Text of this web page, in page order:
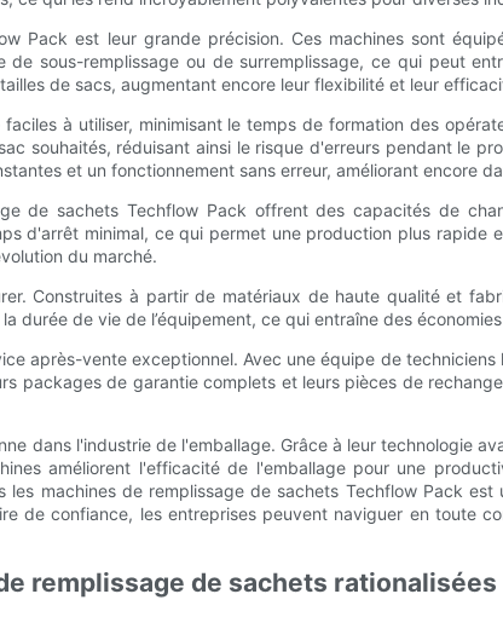
Pack est leur grande précision. Ces machines sont
sous-remplissage ou de surremplissage, ce qui peut
de sacs, augmentant encore leur flexibilité et leur
à utiliser, minimisant le temps de formation des
souhaités, réduisant ainsi le risque d'erreurs pendant le
et un fonctionnement sans erreur, améliorant encore
de sachets Techflow Pack offrent des capacités de
d'arrêt minimal, ce qui permet une production plus rapide
du marché.
Construites à partir de matériaux de haute qualité et
de vie de l’équipement, ce qui entraîne des
après-vente exceptionnel. Avec une équipe de techniciens
packages de garantie complets et leurs pièces de
dans l'industrie de l'emballage. Grâce à leur technologie
améliorent l'efficacité de l'emballage pour une
machines de remplissage de sachets Techflow Pack est
de confiance, les entreprises peuvent naviguer en toute
remplissage de sachets rationalisées